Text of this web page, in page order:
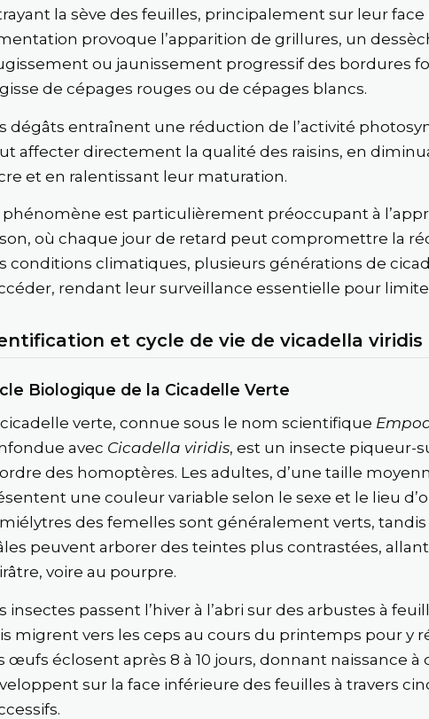
la sève des feuilles, principalement sur leur
provoque l’apparition de grillures, un
ou jaunissement progressif des bordures
de cépages rouges ou de cépages blancs.
dégâts entraînent une réduction de l’activité
affecter directement la qualité des raisins, en
et en ralentissant leur maturation.
phénomène est particulièrement préoccupant à
où chaque jour de retard peut compromettre la
conditions climatiques, plusieurs générations de
rendant leur surveillance essentielle pour
et cycle de vie de vicadella viridis
Biologique de la Cicadelle Verte
cicadelle verte, connue sous le nom scientifique
avec Cicadella viridis, est un insecte piqueur-
des homoptères. Les adultes, d’une taille
une couleur variable selon le sexe et le lieu
des femelles sont généralement verts, tandis
peuvent arborer des teintes plus contrastées,
voire au pourpre.
insectes passent l’hiver à l’abri sur des arbustes à
migrent vers les ceps au cours du printemps pour y
œufs éclosent après 8 à 10 jours, donnant naissance à
sur la face inférieure des feuilles à travers